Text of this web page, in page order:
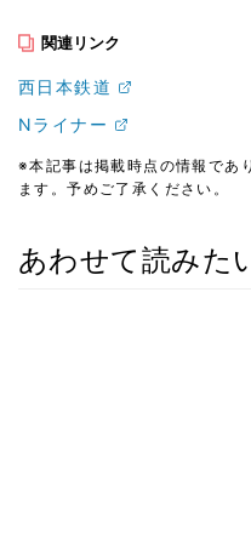
関連リンク
西日本鉄道
Nライナー
※本記事は掲載時点の情報であ
ます。予めご了承ください。
あわせて読みた